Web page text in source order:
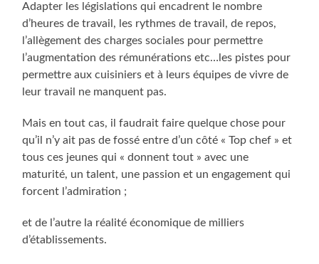
Adapter les législations qui encadrent le nombre
d’heures de travail, les rythmes de travail, de repos,
l’allègement des charges sociales pour permettre
l’augmentation des rémunérations etc…les pistes pour
permettre aux cuisiniers et à leurs équipes de vivre de
leur travail ne manquent pas.
Mais en tout cas, il faudrait faire quelque chose pour
qu’il n’y ait pas de fossé entre d’un côté « Top chef » et
tous ces jeunes qui « donnent tout » avec une
maturité, un talent, une passion et un engagement qui
forcent l’admiration ;
et de l’autre la réalité économique de milliers
d’établissements.